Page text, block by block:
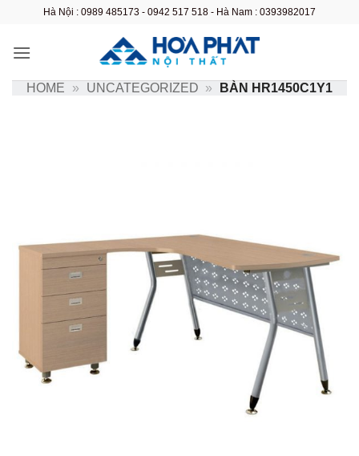
nội
Hà Nội : 0989 485173 - 0942 517 518 - Hà Nam : 0393982017
HOME » UNCATEGORIZED » BÀN HR1450C1Y1